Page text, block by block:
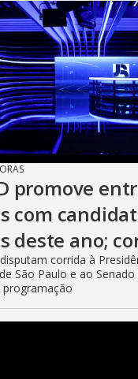
promove
com
deste ano;
corrida à
São Paulo e ao